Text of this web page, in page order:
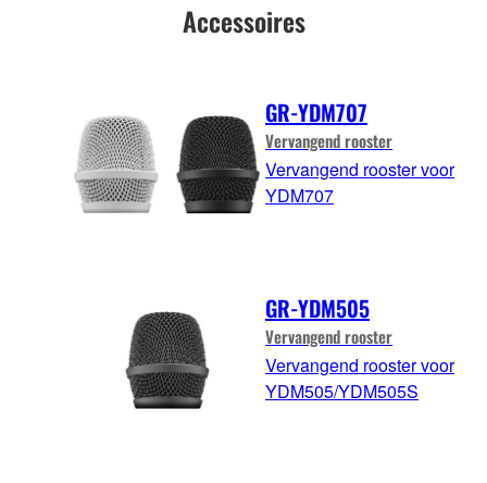
Accessoires
GR-YDM707
Vervangend rooster
Vervangend rooster voor
YDM707
GR-YDM505
Vervangend rooster
Vervangend rooster voor
YDM505/YDM505S